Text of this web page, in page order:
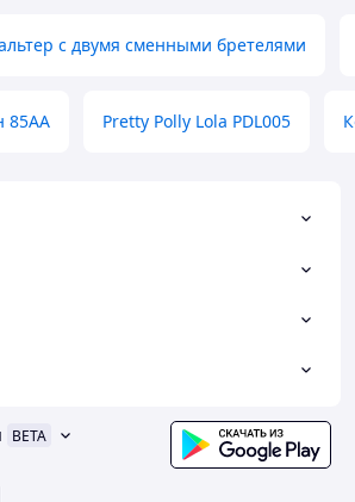
с двумя сменными бретелями
85АА Pretty Polly Lola PDL005
BETA